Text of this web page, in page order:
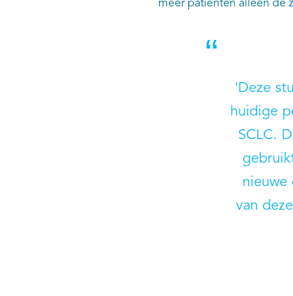
meer patiënten alleen de
'Deze
huidige
SCLC.
nieuwe
van